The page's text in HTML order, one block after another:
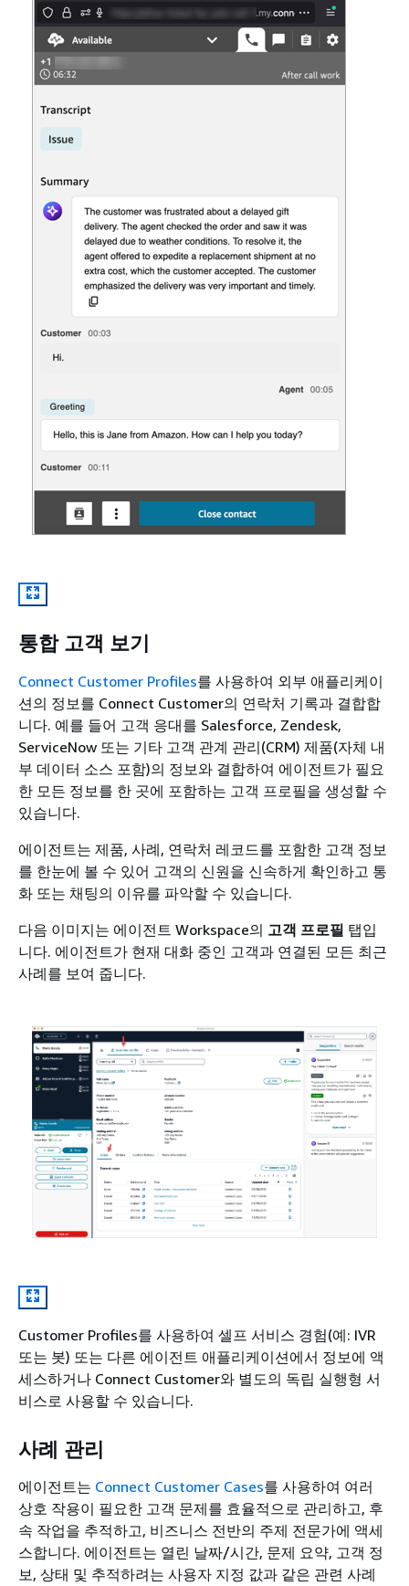
통합 고객 보기
Connect Customer Profiles를 사용하여 외부 애플리케이
션의 정보를 Connect Customer의 연락처 기록과 결합합
니다. 예를 들어 고객 응대를 Salesforce, Zendesk,
ServiceNow 또는 기타 고객 관계 관리(CRM) 제품(자체 내
부 데이터 소스 포함)의 정보와 결합하여 에이전트가 필요
한 모든 정보를 한 곳에 포함하는 고객 프로필을 생성할 수
있습니다.
에이전트는 제품, 사례, 연락처 레코드를 포함한 고객 정보
를 한눈에 볼 수 있어 고객의 신원을 신속하게 확인하고 통
화 또는 채팅의 이유를 파악할 수 있습니다.
다음 이미지는 에이전트 Workspace의 고객 프로필 탭입
니다. 에이전트가 현재 대화 중인 고객과 연결된 모든 최근
사례를 보여 줍니다.
Customer Profiles를 사용하여 셀프 서비스 경험(예: IVR
또는 봇) 또는 다른 에이전트 애플리케이션에서 정보에 액
세스하거나 Connect Customer와 별도의 독립 실행형 서
비스로 사용할 수 있습니다.
사례 관리
에이전트는 Connect Customer Cases를 사용하여 여러
상호 작용이 필요한 고객 문제를 효율적으로 관리하고, 후
속 작업을 추적하고, 비즈니스 전반의 주제 전문가에 액세
스합니다. 에이전트는 열린 날짜/시간, 문제 요약, 고객 정
보, 상태 및 추적하려는 사용자 지정 값과 같은 관련 사례